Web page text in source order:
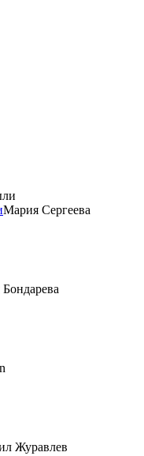
Мария Сергеева
Журавлев